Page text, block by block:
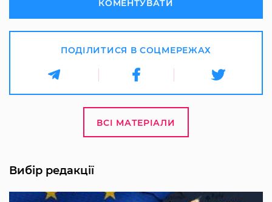
КОМЕНТУВАТИ
ПОДІЛИТИСЯ В СОЦМЕРЕЖАХ
ВСІ МАТЕРІАЛИ
Вибір редакції